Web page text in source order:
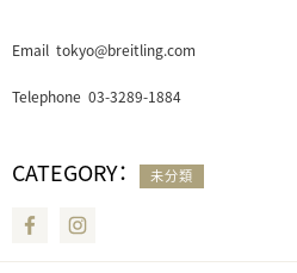
Email tokyo@breitling.com
Telephone 03-3289-1884
CATEGORY： 未分類
Facebook